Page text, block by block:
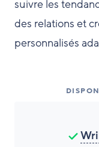
suivre les
des relations et
personnalisés